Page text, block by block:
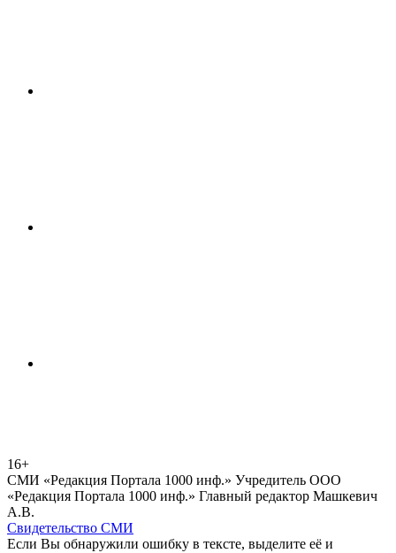
16+
СМИ «Редакция Портала 1000 инф.» Учредитель ООО
«Редакция Портала 1000 инф.» Главный редактор Машкевич
А.В.
Свидетельство СМИ
Если Вы обнаружили ошибку в тексте, выделите её и